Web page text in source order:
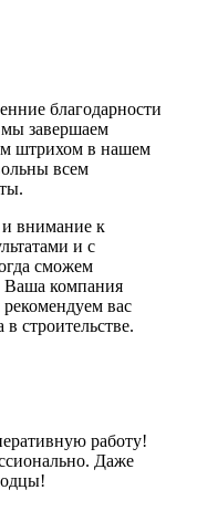
благодарности
мы завершаем
штрихом в нашем
всем
внимание к
и с
сможем
Ваша компания
вас
строительстве.
работу!
Даже